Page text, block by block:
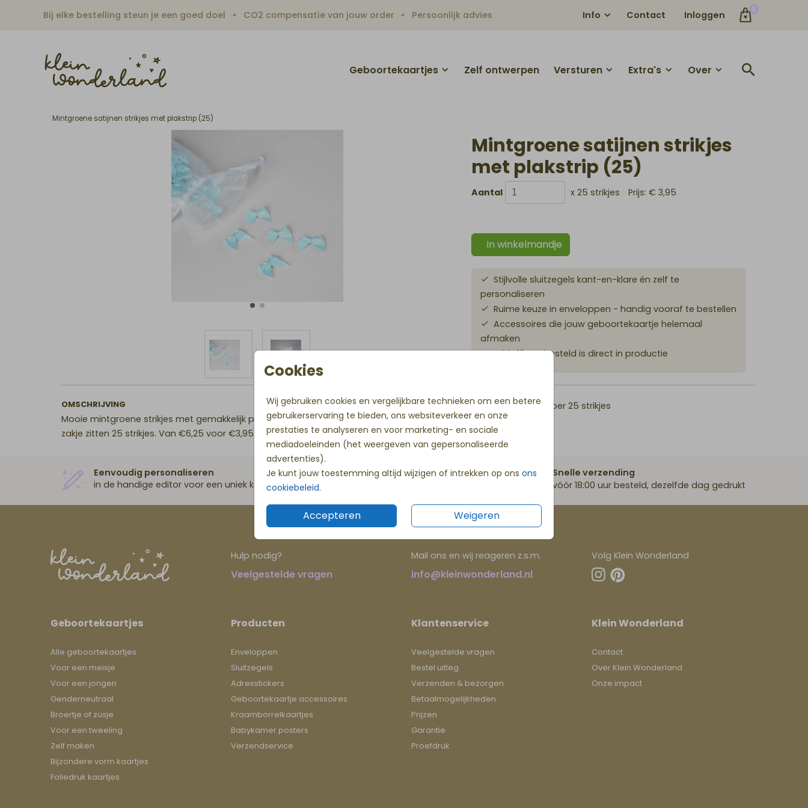
Bij elke bestelling steun je een goed doel CO2 compensatie van jouw order Persoonlijk advies Info Contact Inloggen 0
Geboortekaartjes Zelf ontwerpen Versturen Extra's Over
Cookies
Wij gebruiken cookies en vergelijkbare technieken om een betere
gebruikerservaring te bieden, ons websiteverkeer en onze
prestaties te analyseren en voor marketing- en sociale
mediadoeleinden (het weergeven van gepersonaliseerde
advertenties).
Je kunt jouw toestemming altijd wijzigen of intrekken op ons ons
cookiebeleid.
Accepteren Weigeren
Mintgroene satijnen strikjes met plakstrip (25)
Mintgroene satijnen strikjes
met plakstrip (25)
Aantal x 25 strikjes Prijs:€ 3,95
In winkelmandje
Stijlvolle sluitzegels kant-en-klare én zelf te
personaliseren
Ruime keuze in enveloppen - handig vooraf te bestellen
Accessoires die jouw geboortekaartje helemaal
afmaken
Vóór 18 uur besteld is direct in productie
OMSCHRIJVING
Mooie mintgroene strikjes met gemakkelijk plakstripje voor op een geboortekaart. In elk
zakje zitten 25 strikjes. Van €6,25 voor €3,95
Prijs:€ 3,95 per 25 strikjes
Eenvoudig personaliseren
in de handige editor voor een uniek kaartje
Eerste proefdruk gratis
Snelle verzending
vóór 18:00 uur besteld, dezelfde dag gedrukt
Hulp nodig?
Veelgestelde vragen
Mail ons en wij reageren z.s.m.
info@kleinwonderland.nl
Volg Klein Wonderland
Geboortekaartjes
Alle geboortekaartjes
Voor een meisje
Voor een jongen
Genderneutraal
Broertje of zusje
Voor een tweeling
Zelf maken
Bijzondere vorm kaartjes
Foliedruk kaartjes
Producten
Enveloppen
Sluitzegels
Adresstickers
Geboortekaartje accessoires
Kraamborrelkaartjes
Babykamer posters
Verzendservice
Klantenservice
Veelgestelde vragen
Bestel uitleg
Verzenden & bezorgen
Betaalmogelijkheden
Prijzen
Garantie
Proefdruk
Klein Wonderland
Contact
Over Klein Wonderland
Onze impact